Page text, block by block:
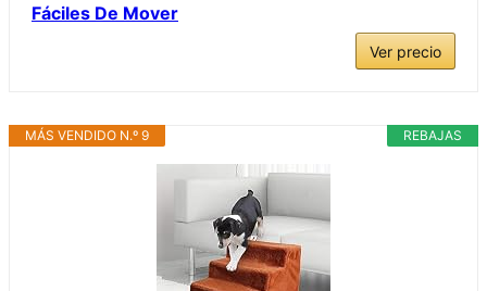
Fáciles De Mover
Ver precio
REBAJAS
MÁS VENDIDO N.º 9